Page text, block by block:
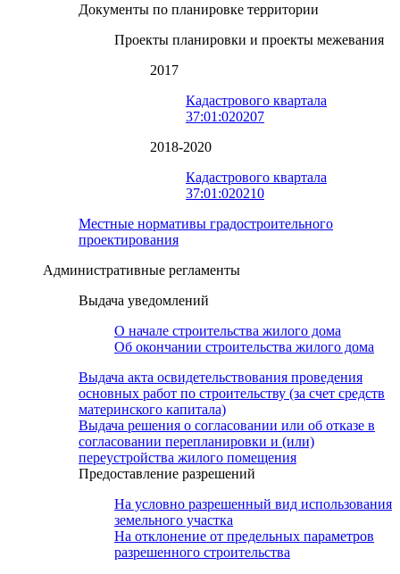
Документы по планировке территории
Проекты планировки и проекты межевания
2017
Кадастрового квартала
37:01:020207
2018-2020
Кадастрового квартала
37:01:020210
Местные нормативы градостроительного
проектирования
Административные регламенты
Выдача уведомлений
О начале строительства жилого дома
Об окончании строительства жилого дома
Выдача акта освидетельствования проведения
основных работ по строительству (за счет средств
материнского капитала)
Выдача решения о согласовании или об отказе в
согласовании перепланировки и (или)
переустройства жилого помещения
Предоставление разрешений
На условно разрешенный вид использования
земельного участка
На отклонение от предельных параметров
разрешенного строительства